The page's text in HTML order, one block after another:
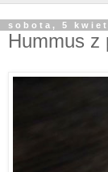
sobota, 5
Hummus z